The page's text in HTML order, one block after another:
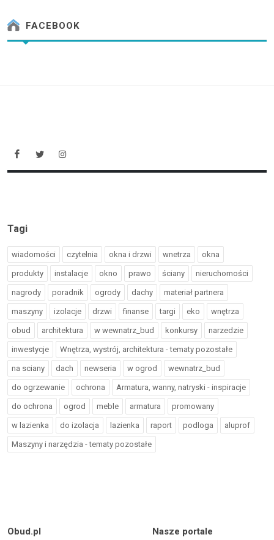
FACEBOOK
Tagi
wiadomości czytelnia okna i drzwi wnetrza okna
produkty instalacje okno prawo ściany nieruchomości
nagrody poradnik ogrody dachy materiał partnera
maszyny izolacje drzwi finanse targi eko wnętrza
obud architektura w wewnatrz_bud konkursy narzedzie
inwestycje Wnętrza, wystrój, architektura - tematy pozostałe
na sciany dach newseria w ogrod wewnatrz_bud
do ogrzewanie ochrona Armatura, wanny, natryski - inspiracje
do ochrona ogrod meble armatura promowany
w lazienka do izolacja lazienka raport podloga aluprof
Maszyny i narzędzia - tematy pozostałe
Obud.pl Nasze portale